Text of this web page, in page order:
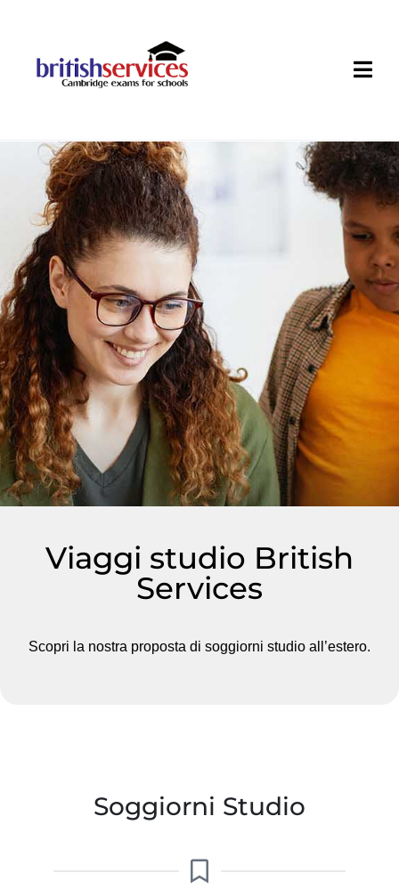
Viaggi studio British
Services
Scopri la nostra proposta di soggiorni studio all’estero.
Soggiorni Studio